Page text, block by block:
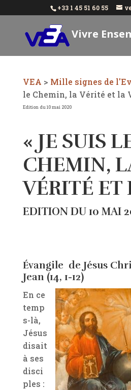
+33 1 45 51 60 55
Vivre
VEA > Mille signes de
le Chemin, la Vérité et la
Edition du 10 mai 2020
« JE SUIS
CHEMIN,
VÉRITÉ ET
EDITION DU 10 MAI
Évangile de Jésus
Jean (14, 1-12)
En ce
temp
s-là,
Jésus
disait
à ses
disci
ples :